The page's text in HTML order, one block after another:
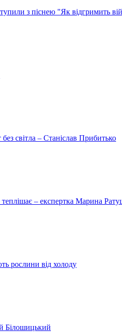
з піснею "Як відгримить
світла – Станіслав Прибитько
– експертка Марина
рослини від холоду
Білошицький